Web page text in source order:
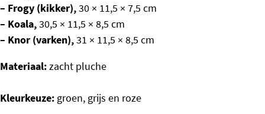
– Frogy (kikker),30 × 11,5 × 7,5 cm
– Koala,30,5 × 11,5 × 8,5 cm
– Knor (varken),31 × 11,5 × 8,5 cm
Materiaal:zacht pluche
Kleurkeuze: groen, grijs en roze